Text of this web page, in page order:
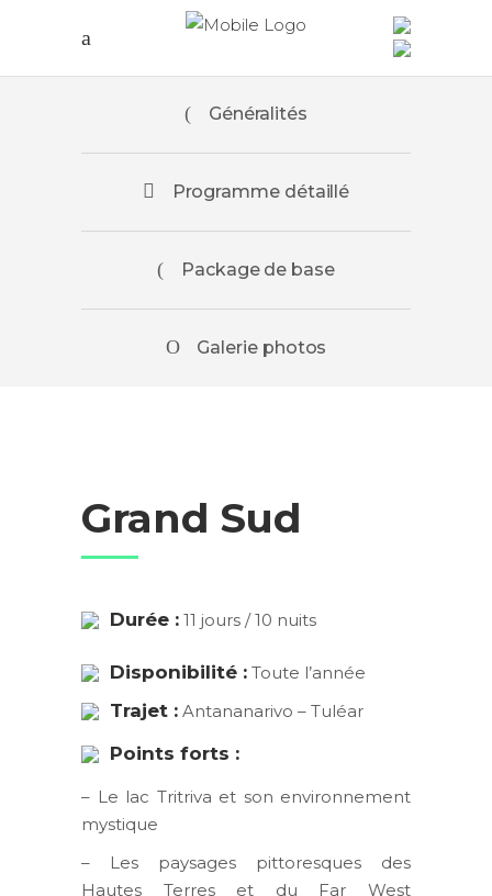
Généralités
Programme détaillé
Package de base
Galerie photos
Grand Sud
Durée : 11 jours / 10 nuits
Disponibilité : Toute l’année
Trajet : Antananarivo – Tuléar
Points forts :
– Le lac Tritriva et son environnement
mystique
– Les paysages pittoresques des
Hautes Terres et du Far West